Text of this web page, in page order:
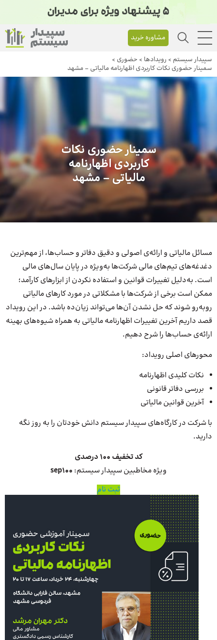
مشاوره خرید
سپیدار سیستم > رویداد‌ها > حضوری >
سمینار حضوری نکات کاربردی اظهارنامه مالیاتی – مشهد
سمینار حضوری نکات
کاربردی اظهارنامه
مالیاتی – مشهد
مسائل مالیاتی و ارائه‌ی اصولی و دقیق دفاتر و حساب‌ها، از مهم‌ترین
دغدغه‌های تیم‌های مالی شرکت‌ها به‌ویژه در پایان سال‌های مالی
است. به‌دلیل تغییرات قوانین و استفاده نکردن از ابزارهای کارآمد؛
ممکن است برخی از شرکت‌ها با مشکلاتی در مورد کارهای مالیاتی
روبه‌رو شوند که حل نشدن آن‌ها می‌تواند زیان‌ده باشد. در این رویداد
قصد داریم آخرین تغییرات اظهارنامه مالیاتی به همراه شیوه‌های بهینه
ارائه‌ی حساب‌ها را شرح دهیم.
محورهای اصلی رویداد:
نکات کلیدی اظهارنامه
بررسی دفاتر قانونی
آخرین قوانین مالیاتی
با شرکت در کارگاه‌های سپیدار سیستم دانش خودتان را به روز نگه
دارید.
کد تخفیف 100 درصدی
ویژه مخاطبین سپیدار سیستم: sep100
ثبت نام